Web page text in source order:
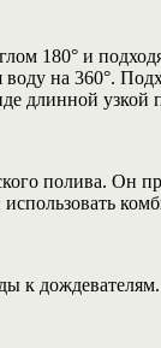
180° и
на 360°.
длинной узкой
полива. Он
дождевателям.